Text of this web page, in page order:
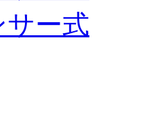
サー式